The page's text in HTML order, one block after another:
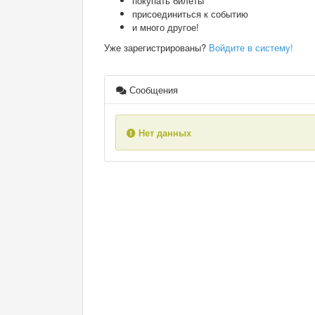
присоединиться к событию
и много другое!
Уже зарегистрированы? Войдите в систему!
Сообщения
Нет данных